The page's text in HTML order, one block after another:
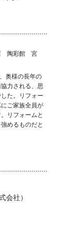
陶彩館 宮
奥様の長年の
力される、思
た。リフォー
ご家族全員が
リフォームと
めるものだと
会社）